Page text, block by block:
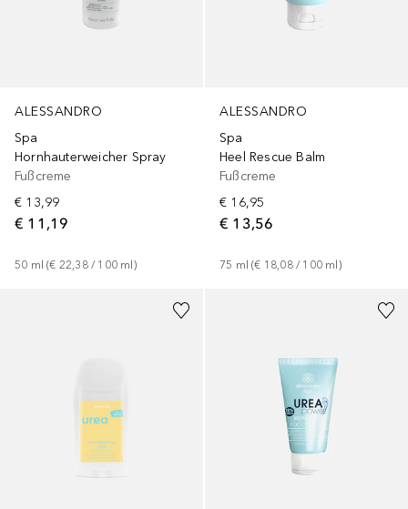
ALESSANDRO
Spa
Hornhauterweicher Spray
Fußcreme
€ 13,99
€ 11,19
50 ml (€ 22,38 / 100 ml )
ALESSANDRO
Spa
Heel Rescue Balm
Fußcreme
€ 16,95
€ 13,56
75 ml (€ 18,08 / 100 ml )